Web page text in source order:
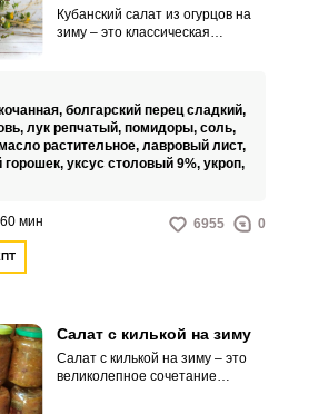
Кубанский салат из огурцов на
зиму – это классическая
в первую очередь является
очень вкусной закуской, которую
можно использовать как в
качестве самостоятельного
блюда, так и в качестве гарнира.
болгарский перец сладкий,
лук репчатый, помидоры, соль,
растительное, лавровый лист,
горошек, уксус столовый 9%, укроп,
мин 6955 0
Салат с килькой на зиму
Салат с килькой на зиму – это
великолепное сочетание